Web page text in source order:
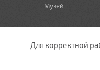
Музей
Для корректной